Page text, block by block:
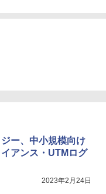
ー、中小規模向け
アンス・UTMログ
2023年2月24日